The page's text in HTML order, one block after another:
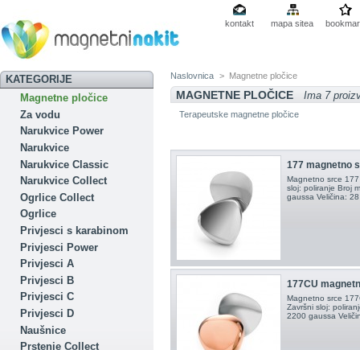
kontakt mapa sitea
KATEGORIJE
Magnetne pločice
Za vodu
Narukvice Power
Narukvice
Narukvice Classic
Narukvice Collect
Ogrlice Collect
Ogrlice
Privjesci s karabinom
Privjesci Power
Privjesci A
Privjesci B
Privjesci C
Privjesci D
Naušnice
Prstenje Collect
Naslovnica > Magnetne pločice
MAGNETNE PLOČICE Ima 7
Terapeutske magnetne pločice
177 magnetno
Magnetno srce
sloj: poliranje Broj
gaussa Veličina:
177CU
Magnetno srce
Završni sloj:
2200 gaussa